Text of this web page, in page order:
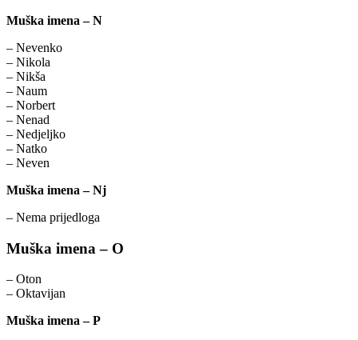
Muška imena – N
– Nevenko
– Nikola
– Nikša
– Naum
– Norbert
– Nenad
– Nedjeljko
– Natko
– Neven
Muška imena – Nj
– Nema prijedloga
Muška imena – O
– Oton
– Oktavijan
Muška imena – P